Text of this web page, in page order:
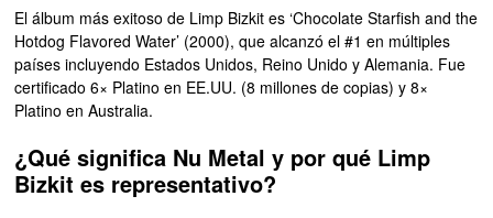
El álbum más exitoso de Limp Bizkit es ‘Chocolate Starfish and the
Hotdog Flavored Water’ (2000), que alcanzó el #1 en múltiples
países incluyendo Estados Unidos, Reino Unido y Alemania. Fue
certificado 6× Platino en EE.UU. (8 millones de copias) y 8×
Platino en Australia.
¿Qué significa Nu Metal y por qué Limp
Bizkit es representativo?